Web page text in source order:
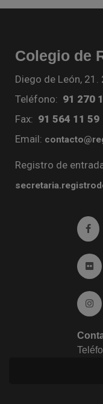
Colegio de
Diego de León,
Teléfono: 91 270
Fax: 91 564 11 59
Email:
Registro de
Ir
Ir
Ir